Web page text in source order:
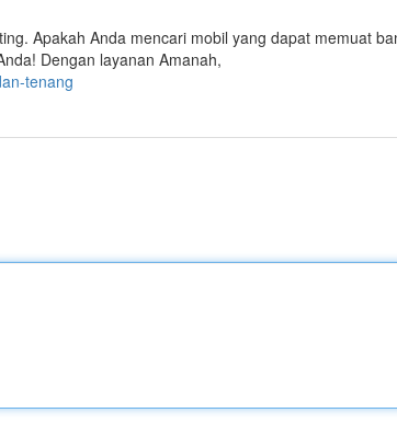
Apakah Anda mencari mobil yang dapat memuat
Dengan layanan Amanah,
tenang